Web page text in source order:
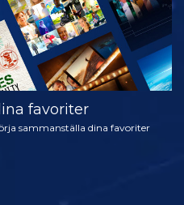
favoriter
sammanställa dina favoriter